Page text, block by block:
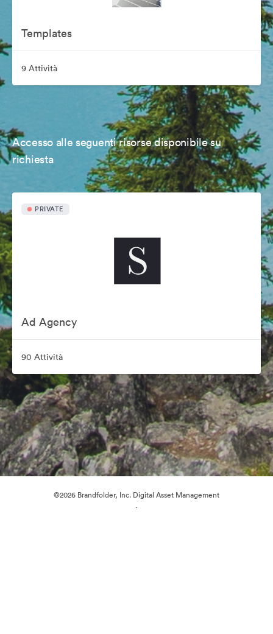
Templates
9 Attività
Accesso alle seguenti risorse disponibile su
richiesta
PRIVATE
Ad Agency
90 Attività
©2026 Brandfolder, Inc. Digital Asset Management
·